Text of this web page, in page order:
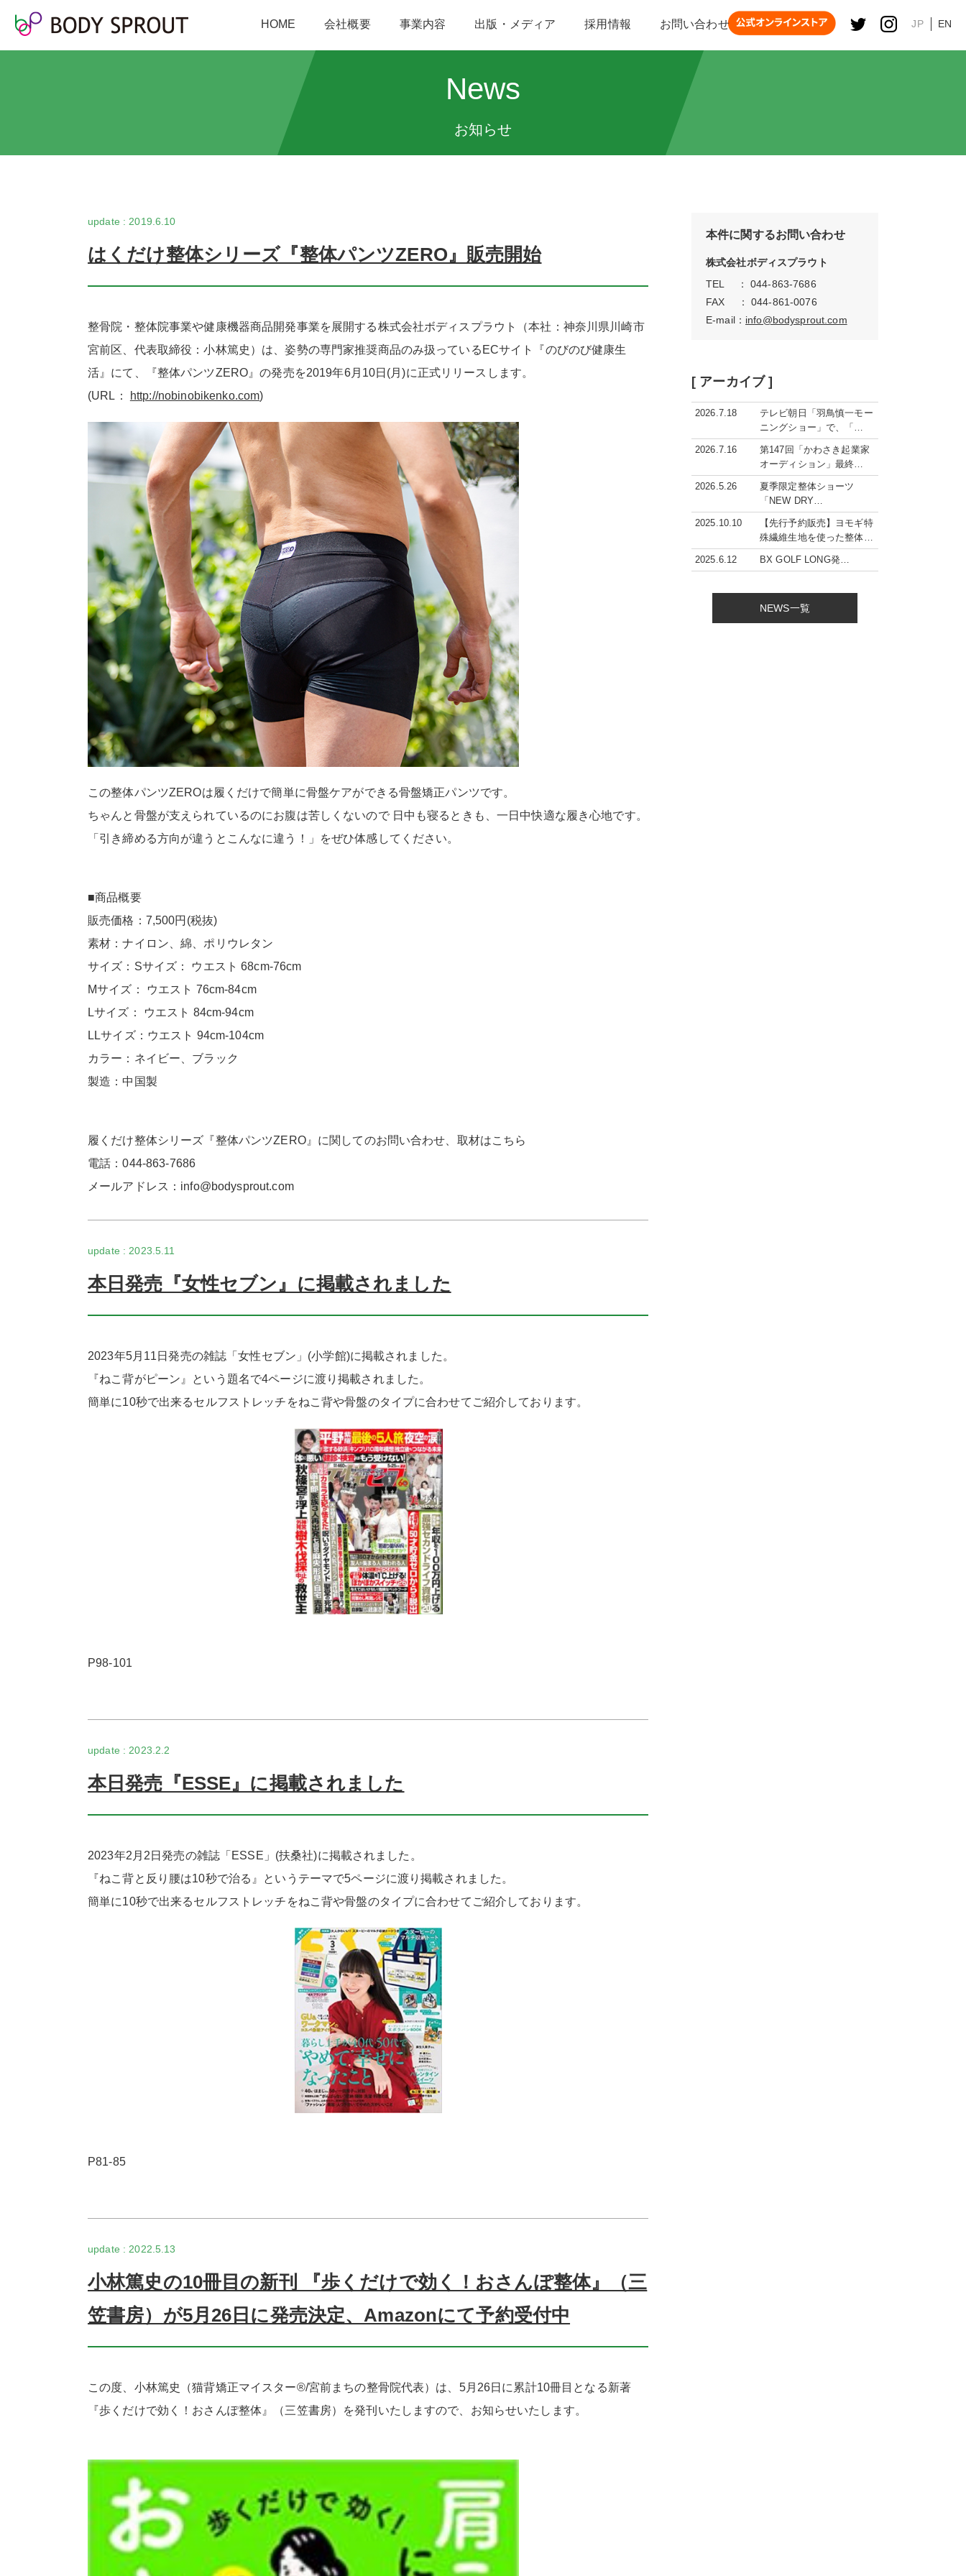
HOME 会社概要 事業内容 出版・メディア 採用情報 お問い合わせ JP EN
News
お知らせ
2019.6.10
はくだけ整体シリーズ『整体パンツZERO』販売開始
整骨院・整体院事業や健康機器商品開発事業を展開する株式会社ボディスプラウト（本社：神奈川県川崎市
宮前区、代表取締役：小林篤史）は、姿勢の専門家推奨商品のみ扱っているECサイト『のびのび健康生
活』にて、『整体パンツZERO』の発売を2019年6月10日(月)に正式リリースします。
(URL：
http://nobinobikenko.com)
この整体パンツZEROは履くだけで簡単に骨盤ケアができる骨盤矯正パンツです。
ちゃんと骨盤が支えられているのにお腹は苦しくないので 日中も寝るときも、一日中快適な履き心地です。
「引き締める方向が違うとこんなに違う！」をぜひ体感してください。
■商品概要
販売価格：7,500円(税抜)
素材：ナイロン、綿、ポリウレタン
サイズ：Sサイズ： ウエスト 68cm-76cm
Mサイズ： ウエスト 76cm-84cm
Lサイズ： ウエスト 84cm-94cm
LLサイズ：ウエスト 94cm-104cm
カラー：ネイビー、ブラック
製造：中国製
履くだけ整体シリーズ『整体パンツZERO』に関してのお問い合わせ、取材はこちら
電話：044-863-7686
メールアドレス：info@bodysprout.com
2023.5.11
本日発売『女性セブン』に掲載されました
2023年5月11日発売の雑誌「女性セブン」(小学館)に掲載されました。
『ねこ背がピーン』という題名で4ページに渡り掲載されました。
簡単に10秒で出来るセルフストレッチをねこ背や骨盤のタイプに合わせてご紹介しております。
P98-101
2023.2.2
本日発売『ESSE』に掲載されました
2023年2月2日発売の雑誌「ESSE」(扶桑社)に掲載されました。
『ねこ背と反り腰は10秒で治る』というテーマで5ページに渡り掲載されました。
簡単に10秒で出来るセルフストレッチをねこ背や骨盤のタイプに合わせてご紹介しております。
P81-85
2022.5.13
小林篤史の10冊目の新刊 『歩くだけで効く！おさんぽ整体』（三
笠書房）が5月26日に発売決定、Amazonにて予約受付中
この度、小林篤史（猫背矯正マイスター®/宮前まちの整骨院代表）は、5月26日に累計10冊目となる新著
『歩くだけで効く！おさんぽ整体』（三笠書房）を発刊いたしますので、お知らせいたします。
本件に関するお問い合わせ
株式会社ボディスプラウト
TEL ： 044-863-7686
FAX ： 044-861-0076
E-mail： info@bodysprout.com
[ アーカイブ ]
2026.7.18
テレビ朝日「羽鳥慎一モー
ニングショー」で、「…
2026.7.16
第147回「かわさき起業家
オーディション」最終…
2026.5.26
夏季限定整体ショーツ
「NEW DRY…
2025.10.10
【先行予約販売】ヨモギ特
殊繊維生地を使った整体…
2025.6.12 BX GOLF LONG発…
NEWS一覧